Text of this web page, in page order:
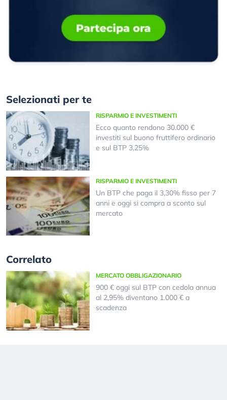
Selezionati per te
RISPARMIO E INVESTIMENTI
Ecco quanto rendono 30.000 €
investiti sul buono fruttifero ordinario
e sul BTP 3,25%
RISPARMIO E INVESTIMENTI
Un BTP che paga il 3,30% fisso per 7
anni e oggi si compra a sconto sul
mercato
Correlato
MERCATO OBBLIGAZIONARIO
900 € oggi sul BTP con cedola annua
al 2,95% diventano 1.000 € a
scadenza